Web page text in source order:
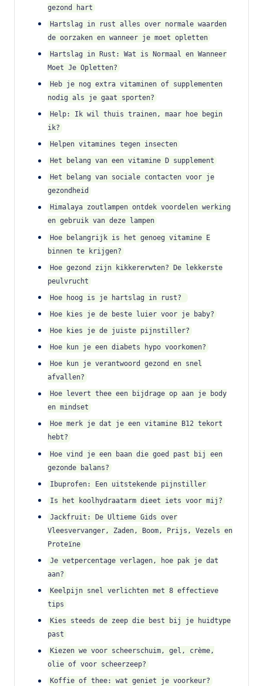
gezond hart
Hartslag in rust alles over normale waarden
de oorzaken en wanneer je moet opletten
Hartslag in Rust: Wat is Normaal en Wanneer
Moet Je Opletten?
Heb je nog extra vitaminen of supplementen
nodig als je gaat sporten?
Help: Ik wil thuis trainen, maar hoe begin
ik?
Helpen vitamines tegen insecten
Het belang van een vitamine D supplement
Het belang van sociale contacten voor je
gezondheid
Himalaya zoutlampen ontdek voordelen werking
en gebruik van deze lampen
Hoe belangrijk is het genoeg vitamine E
binnen te krijgen?
Hoe gezond zijn kikkererwten? De lekkerste
peulvrucht
Hoe hoog is je hartslag in rust?
Hoe kies je de beste luier voor je baby?
Hoe kies je de juiste pijnstiller?
Hoe kun je een diabets hypo voorkomen?
Hoe kun je verantwoord gezond en snel
afvallen?
Hoe levert thee een bijdrage op aan je body
en mindset
Hoe merk je dat je een vitamine B12 tekort
hebt?
Hoe vind je een baan die goed past bij een
gezonde balans?
Ibuprofen: Een uitstekende pijnstiller
Is het koolhydraatarm dieet iets voor mij?
Jackfruit: De Ultieme Gids over
Vleesvervanger, Zaden, Boom, Prijs, Vezels en
Proteïne
Je vetpercentage verlagen, hoe pak je dat
aan?
Keelpijn snel verlichten met 8 effectieve
tips
Kies steeds de zeep die best bij je huidtype
past
Kiezen we voor scheerschuim, gel, crème,
olie of voor scheerzeep?
Koffie of thee: wat geniet je voorkeur?